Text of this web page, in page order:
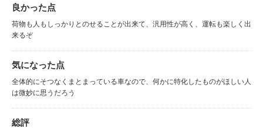
良かった点
荷物も人もしっかりとのせることが出来て、汎用性が高く、運転も楽しく出
来るぞ
気になった点
全体的にそつなくまとまっている車なので、何かに特化したものがほしい人
は微妙に思うだろう
総評